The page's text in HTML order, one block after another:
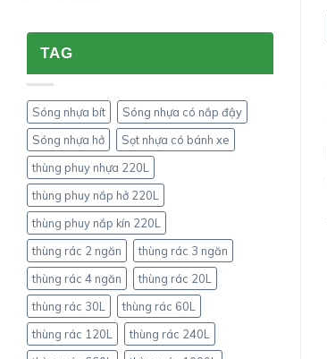
khác
nhau
như
thế
TAG
Sóng nhựa bít
Sóng nhựa có nắp đậy
Sóng nhựa hở
Sọt nhựa có bánh xe
thùng phuy nhựa 220L
thùng phuy nắp hở 220L
thùng phuy nắp kín 220L
thùng rác 2 ngăn
thùng rác 3 ngăn
thùng rác 4 ngăn
thùng rác 20L
thùng rác 30L
thùng rác 60L
thùng rác 120L
thùng rác 240L